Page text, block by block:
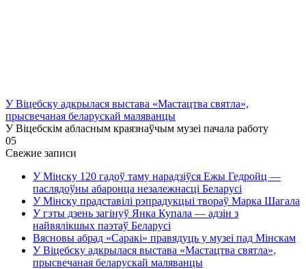
У Віцебску адкрылася выстава «Мастацтва святла»,
прысвечаная беларускай маляванцы
У Віцебскім абласным краязнаўчым музеі пачала работу
05
Свежие записи
У Мінску 120 гадоў таму нарадзіўся Ежы Гедройц —
паслядоўны абаронца незалежнасці Беларусі
У Мінску прадставілі рэпрадукцыі твораў Марка Шагала
У гэты дзень загінуў Янка Купала — адзін з
найвялікшых паэтаў Беларусі
Вясновы абрад «Саракі» правядуць у музеі пад Мінскам
У Віцебску адкрылася выстава «Мастацтва святла»,
прысвечаная беларускай маляванцы